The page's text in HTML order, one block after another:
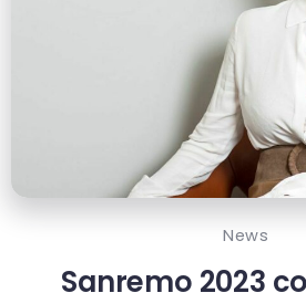
News
Sanremo 2023